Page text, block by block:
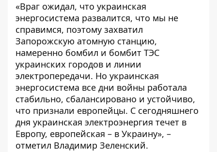
«Враг ожидал, что украинская
энергосистема развалится, что мы не
справимся, поэтому захватил
Запорожскую атомную станцию,
намеренно бомбил и бомбит ТЭС
украинских городов и линии
электропередачи. Но украинская
энергосистема все дни войны работала
стабильно, сбалансировано и устойчиво,
что признали европейцы. С сегодняшнего
дня украинская электроэнергия течет в
Европу, европейская – в Украину», –
отметил Владимир Зеленский.